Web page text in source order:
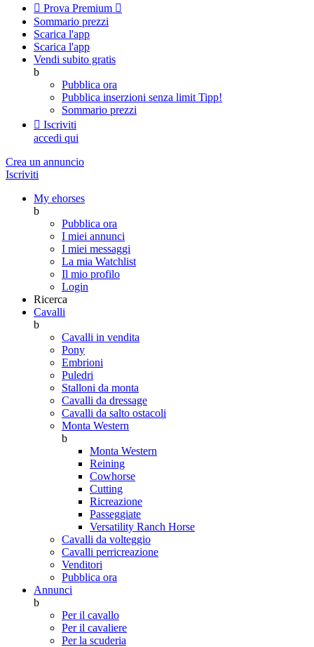
 Prova Premium 
Sommario prezzi
Scarica l'app
Scarica l'app
Vendi subito gratis
b
Pubblica ora
Pubblica inserzioni senza limit Tipp!
Sommario prezzi
 Iscriviti
accedi qui
Crea un annuncio
Iscriviti
My ehorses
b
Pubblica ora
I miei annunci
I miei messaggi
La mia Watchlist
Il mio profilo
Login
Ricerca
Cavalli
b
Cavalli in vendita
Pony
Embrioni
Puledri
Stalloni da monta
Cavalli da dressage
Cavalli da salto ostacoli
Monta Western
b
Monta Western
Reining
Cowhorse
Cutting
Ricreazione
Passeggiate
Versatility Ranch Horse
Cavalli da volteggio
Cavalli perricreazione
Venditori
Pubblica ora
Annunci
b
Per il cavallo
Per il cavaliere
Per la scuderia